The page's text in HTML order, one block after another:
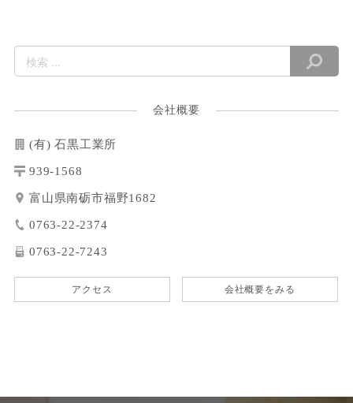
会社概要
(有) 石黒工業所
939-1568
富山県南砺市福野1682
0763-22-2374
0763-22-7243
アクセス 会社概要をみる